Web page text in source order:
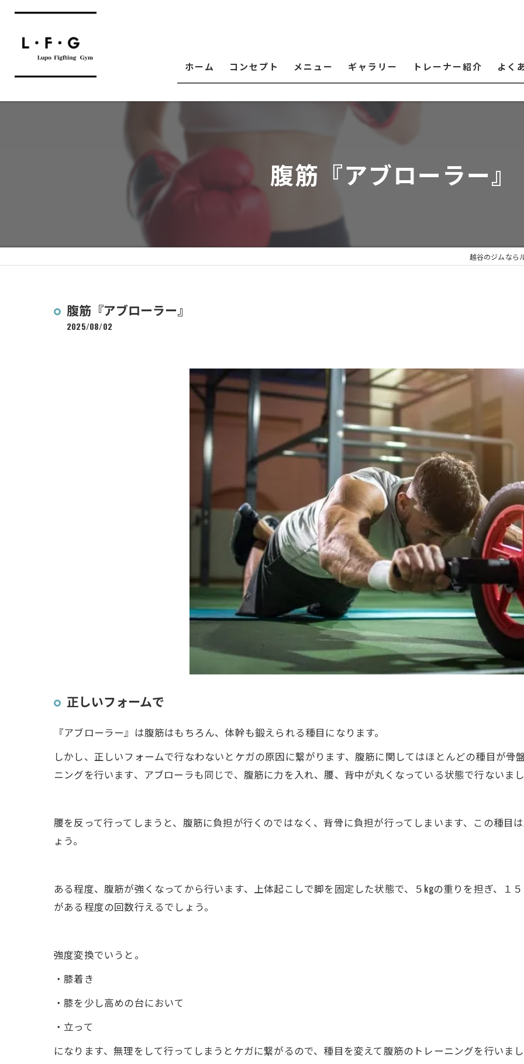
ホーム コンセプト メニュー ギャラリー トレーナー紹介 よく
腹筋『アブローラー』
越谷のジムなら
腹筋『アブローラー』
2025/08/02
正しいフォームで
『アブローラー』は腹筋はもちろん、体幹も鍛えられる種目になります。
しかし、正しいフォームで行なわないとケガの原因に繋がります、腹筋に関してはほとんどの種目が
ニングを行います、アブローラも同じで、腹筋に力を入れ、腰、背中が丸くなっている状態で行ないま
腰を反って行ってしまうと、腹筋に負担が行くのではなく、背骨に負担が行ってしまいます、この種目
ょう。
ある程度、腹筋が強くなってから行います、上体起こしで脚を固定した状態で、５kgの重りを担ぎ、
がある程度の回数行えるでしょう。
強度変換でいうと。
・膝着き
・膝を少し高めの台において
・立って
になります、無理をして行ってしまうとケガに繋がるので、種目を変えて腹筋のトレーニングを行いま